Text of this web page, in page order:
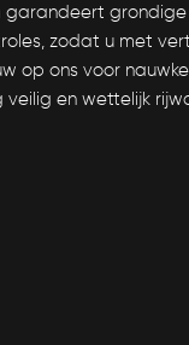
grondige
zodat u met
op ons voor
veilig en wettelijk